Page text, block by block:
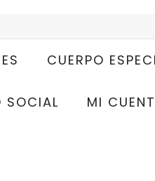
CUERPO
SOCIAL MI